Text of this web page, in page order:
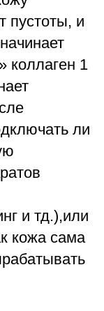
пустоты, и
коллаген 1
ли
и тд.),или
кожа сама